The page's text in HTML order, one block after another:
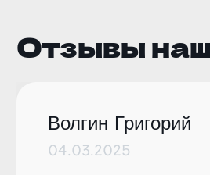
Отзывы
Волгин Григорий
04.03.2025